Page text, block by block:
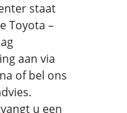
staat
Toyota –
aan via
of bel ons
u een